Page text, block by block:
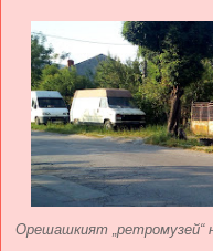
Орешашкият „ретромузей“